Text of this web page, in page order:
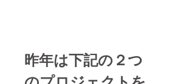
昨年は下記の２つ